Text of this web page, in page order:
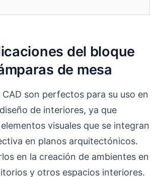
del bloque
de mesa
CAD son perfectos para su uso en
de interiores, ya que
visuales que se integran
en planos arquitectónicos.
en la creación de ambientes en
y otros espacios interiores.